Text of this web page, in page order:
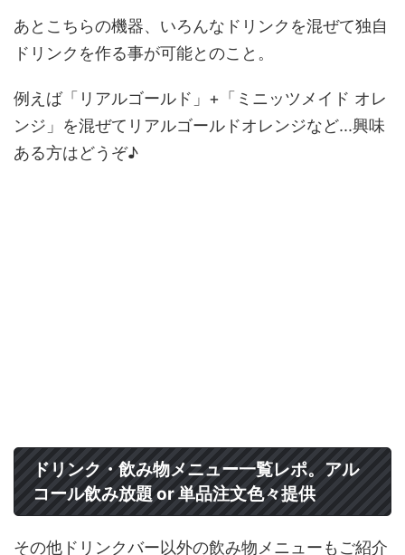
あとこちらの機器、いろんなドリンクを混ぜて独自
ドリンクを作る事が可能とのこと。
例えば「リアルゴールド」+「ミニッツメイド オレ
ンジ」を混ぜてリアルゴールドオレンジなど...興味
ある方はどうぞ♪
ドリンク・飲み物メニュー一覧レポ。アル
コール飲み放題 or 単品注文色々提供
その他ドリンクバー以外の飲み物メニューもご紹介